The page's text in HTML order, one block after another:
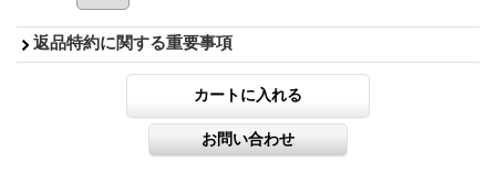
返品特約に関する重要事項